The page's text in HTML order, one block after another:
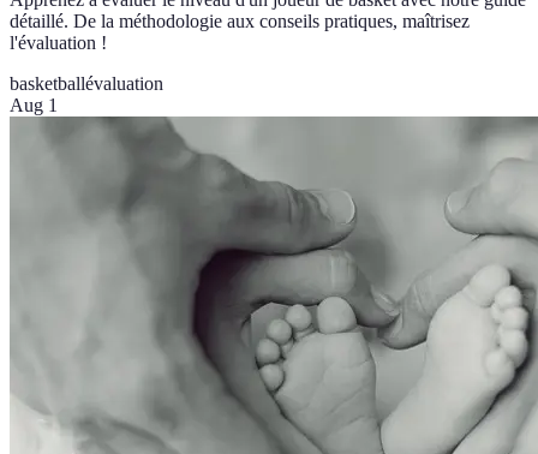
détaillé. De la méthodologie aux conseils pratiques, maîtrisez
l'évaluation !
basketballévaluation
Aug 1